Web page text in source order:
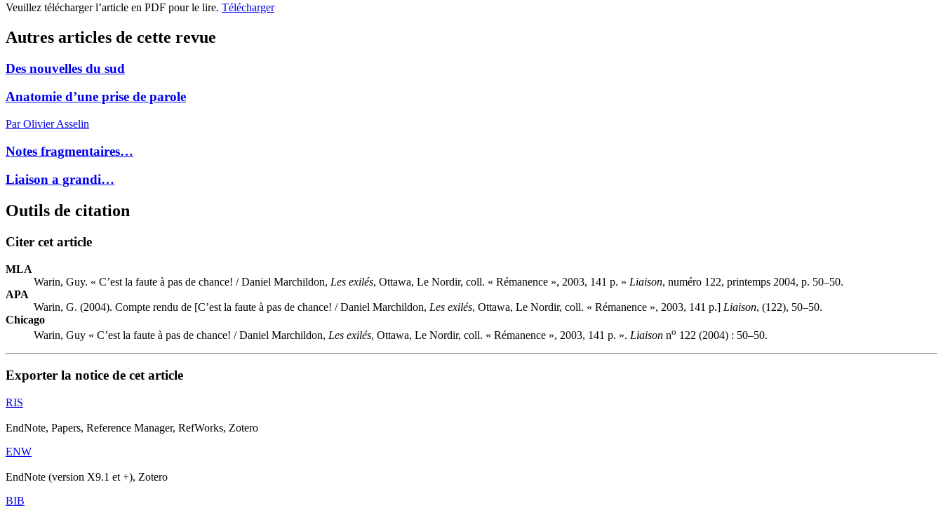
Veuillez télécharger l’article en PDF pour le lire. Télécharger
Autres articles de cette revue
Des nouvelles du sud
Anatomie d’une prise de parole
Par Olivier Asselin
Notes fragmentaires…
Liaison a grandi…
Outils de citation
Citer cet article
MLA
Warin, Guy. « C’est la faute à pas de chance! / Daniel Marchildon, Les exilés, Ottawa, Le Nordir, coll. « Rémanence », 2003, 141 p. » Liaison, numéro 122, printemps 2004, p. 50–50.
APA
Warin, G. (2004). Compte rendu de [C’est la faute à pas de chance! / Daniel Marchildon, Les exilés, Ottawa, Le Nordir, coll. « Rémanence », 2003, 141 p.] Liaison, (122), 50–50.
Chicago
Warin, Guy « C’est la faute à pas de chance! / Daniel Marchildon, Les exilés, Ottawa, Le Nordir, coll. « Rémanence », 2003, 141 p. ». Liaison no 122 (2004) : 50–50.
Exporter la notice de cet article
RIS
EndNote, Papers, Reference Manager, RefWorks, Zotero
ENW
EndNote (version X9.1 et +), Zotero
BIB